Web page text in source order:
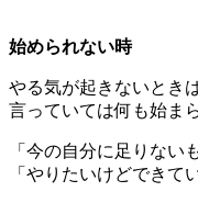
始められない時
やる気が起きないとき
言っていては何も始ま
「今の自分に足りない
「やりたいけどできて